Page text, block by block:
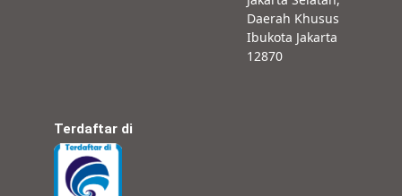
Daerah Khusus
Ibukota Jakarta
12870
Terdaftar di